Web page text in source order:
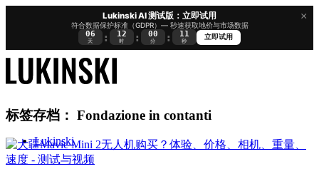
×
Lukinski AI 测试版：立即试用
符合数据保护标准（GDPR）— 秒速获取地价与市场数据
06
天 : 12
时 : 00
分 : 10
秒
立即试用
Lukinski
标签存档： Fondazione in contanti